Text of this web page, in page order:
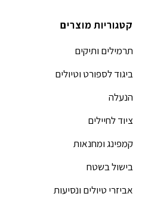
קטגוריות מוצרים
תרמילים ותיקים
ביגוד לספורט וטיולים
הנעלה
ציוד לחיילים
קמפינג ומחנאות
בישול בשטח
אביזרי טיולים ונסיעות